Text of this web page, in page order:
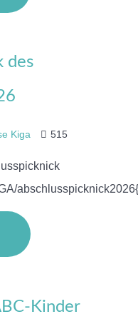
des
Kiga 515
Kinder